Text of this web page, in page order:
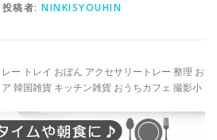
投稿者: NINKISYOUHIN
ー トレイ おぼん アクセサリートレー 整理 お
韓国雑貨 キッチン雑貨 おうちカフェ 撮影小